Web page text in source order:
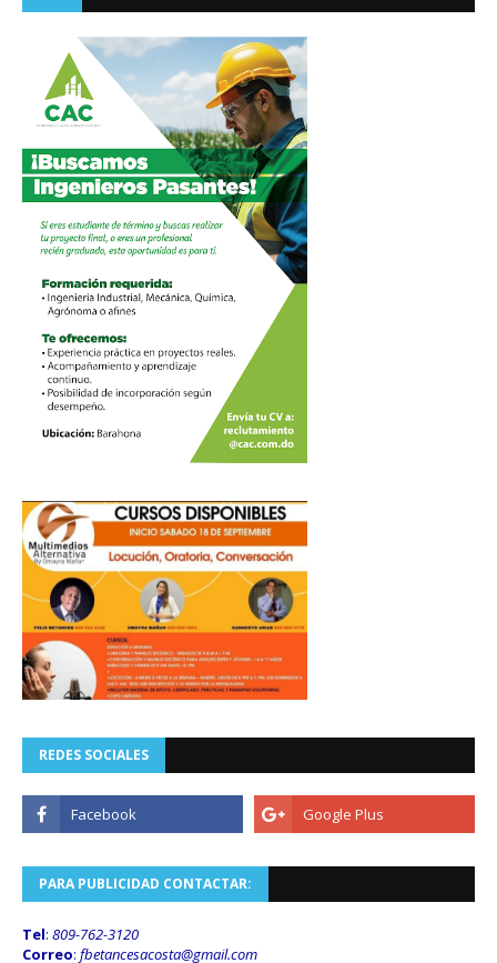
REDES SOCIALES
PARA PUBLICIDAD CONTACTAR:
Tel: 809-762-3120
Correo: fbetancesacosta@gmail.com